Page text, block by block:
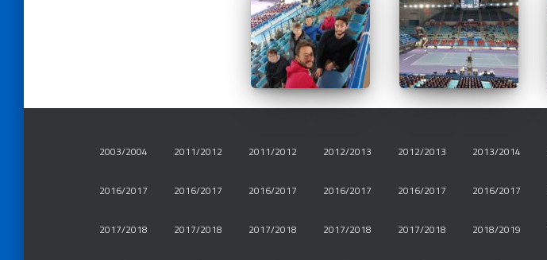
2003/2004 2011/2012 2011/2012 2012/2013 2012/2013 2013/2014
2016/2017 2016/2017 2016/2017 2016/2017 2016/2017 2016/2017
2017/2018 2017/2018 2017/2018 2017/2018 2017/2018 2018/2019